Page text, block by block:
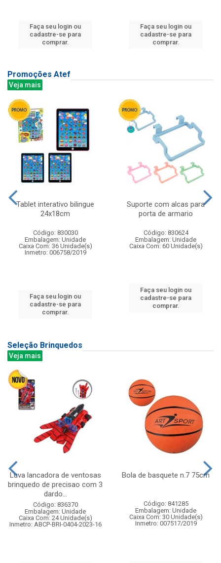
Faça seu login ou
cadastre-se para
comprar.
Faça seu login ou
cadastre-se para
comprar.
Promoções Atef
Veja mais
Tablet interativo bilingue
24x18cm
Código: 830030
Embalagem: Unidade
Caixa Com: 36 Unidade(s)
Inmetro: 006758/2019
Faça seu login ou
cadastre-se para
comprar.
Suporte com alcas para
porta de armario
Código: 830624
Embalagem: Unidade
Caixa Com: 60 Unidade(s)
Faça seu login ou
cadastre-se para
comprar.
Seleção Brinquedos
Veja mais
Luva lancadora de ventosas
brinquedo de precisao com 3
dardo...
Código: 836370
Embalagem: Unidade
Caixa Com: 24 Unidade(s)
Inmetro: ABCP-BRI-0404-2023-16
Bola de basquete n.7 75cm
Código: 841285
Embalagem: Unidade
Caixa Com: 30 Unidade(s)
Inmetro: 007517/2019